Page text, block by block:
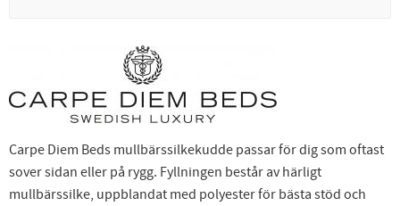
Carpe Diem Beds mullbärssilkekudde passar för dig som oftast
sover sidan eller på rygg. Fyllningen består av härligt
mullbärssilke, uppblandat med polyester för bästa stöd och